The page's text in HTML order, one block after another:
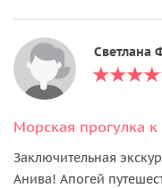
Светлана
Морская прогулка
Заключительная
Анива! Апогей